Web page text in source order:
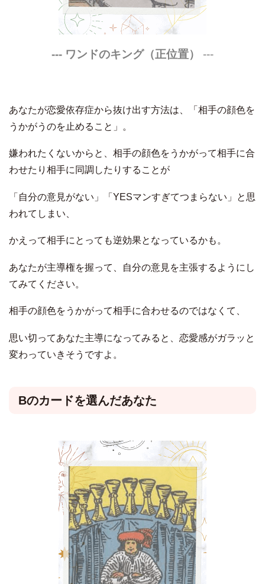
--- ワンドのキング（正位置） ---
あなたが恋愛依存症から抜け出す方法は、「相手の顔色を
うかがうのを止めること」。
嫌われたくないからと、相手の顔色をうかがって相手に合
わせたり相手に同調したりすることが
「自分の意見がない」「YESマンすぎてつまらない」と思
われてしまい、
かえって相手にとっても逆効果となっているかも。
あなたが主導権を握って、自分の意見を主張するようにし
てみてください。
相手の顔色をうかがって相手に合わせるのではなくて、
思い切ってあなた主導になってみると、恋愛感がガラッと
変わっていきそうですよ。
Bのカードを選んだあなた